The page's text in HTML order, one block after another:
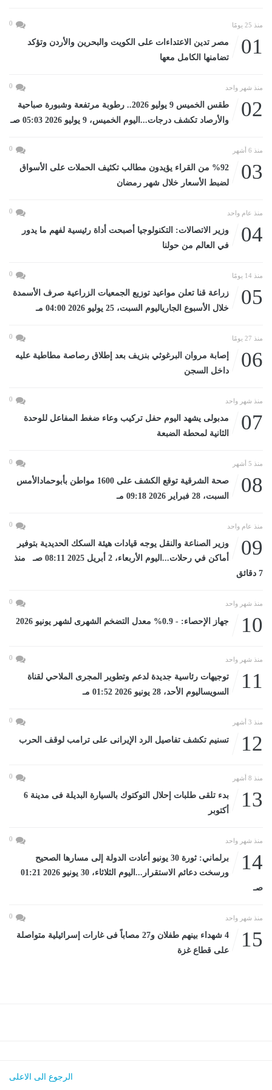
منذ 25 يومًا 0
01
مصر تدين الاعتداءات على الكويت والبحرين والأردن وتؤكد
تضامنها الكامل معها
منذ شهر واحد 0
02
طقس الخميس 9 يوليو 2026.. رطوبة مرتفعة وشبورة صباحية
والأرصاد تكشف درجات...اليوم الخميس، 9 يوليو 2026 05:03 صـ
منذ 6 أشهر 0
03
%92 من القراء يؤيدون مطالب تكثيف الحملات على الأسواق
لضبط الأسعار خلال شهر رمضان
منذ عام واحد 0
04
وزير الاتصالات: التكنولوجيا أصبحت أداة رئيسية لفهم ما يدور
في العالم من حولنا
منذ 14 يومًا 0
05
زراعة قنا تعلن مواعيد توزيع الجمعيات الزراعية صرف الأسمدة
خلال الأسبوع الجارياليوم السبت، 25 يوليو 2026 04:00 مـ
منذ 27 يومًا 0
06
إصابة مروان البرغوثي بنزيف بعد إطلاق رصاصة مطاطية عليه
داخل السجن
منذ شهر واحد 0
07
مدبولى يشهد اليوم حفل تركيب وعاء ضغط المفاعل للوحدة
الثانية لمحطة الضبعة
منذ 5 أشهر 0
08
صحة الشرقية توقع الكشف على 1600 مواطن بأبوحمادالأمس
السبت، 28 فبراير 2026 09:18 مـ
منذ عام واحد 0
09
وزير الصناعة والنقل يوجه قيادات هيئة السكك الحديدية بتوفير
أماكن في رحلات...اليوم الأربعاء، 2 أبريل 2025 08:11 صـ منذ
7 دقائق
منذ شهر واحد 0
10 جهاز الإحصاء: - 0.9% معدل التضخم الشهرى لشهر يونيو 2026
منذ شهر واحد 0
11
توجيهات رئاسية جديدة لدعم وتطوير المجرى الملاحي لقناة
السويساليوم الأحد، 28 يونيو 2026 01:52 مـ
منذ 3 أشهر 0
12 تسنيم تكشف تفاصيل الرد الإيرانى على ترامب لوقف الحرب
منذ 8 أشهر 0
13
بدء تلقى طلبات إحلال التوكتوك بالسيارة البديلة فى مدينة 6
أكتوبر
منذ شهر واحد 0
14
برلماني: ثورة 30 يونيو أعادت الدولة إلى مسارها الصحيح
ورسخت دعائم الاستقرار...اليوم الثلاثاء، 30 يونيو 2026 01:21
صـ
منذ شهر واحد 0
15
4 شهداء بينهم طفلان و27 مصاباً فى غارات إسرائيلية متواصلة
على قطاع غزة
الرجوع الى الاعلى